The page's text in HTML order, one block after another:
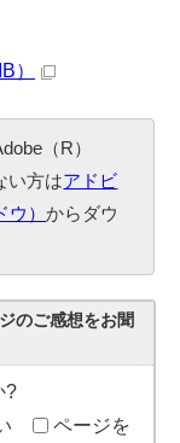
）
（R）
い方はアドビ
ウ）からダウ
のご感想をお聞
?
ページを